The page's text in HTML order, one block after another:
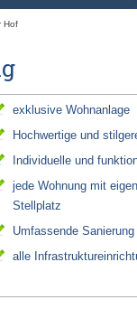
Hof
exklusive Wohnanlage
Hochwertige und
Individuelle und
jede Wohnung mit
Stellplatz
Umfassende Sanierung
alle